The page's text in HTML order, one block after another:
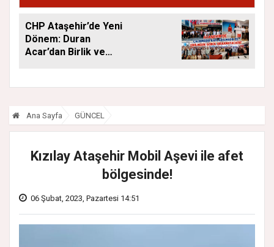
CHP Ataşehir’de Yeni
Dönem: Duran
Acar’dan Birlik ve
Ana Sayfa GÜNCEL
Kızılay Ataşehir Mobil Aşevi ile afet
bölgesinde!
06 Şubat, 2023, Pazartesi 14:51